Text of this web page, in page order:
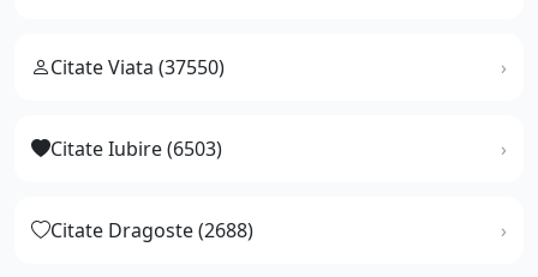
Citate Viata (37550)
Citate Iubire (6503)
Citate Dragoste (2688)